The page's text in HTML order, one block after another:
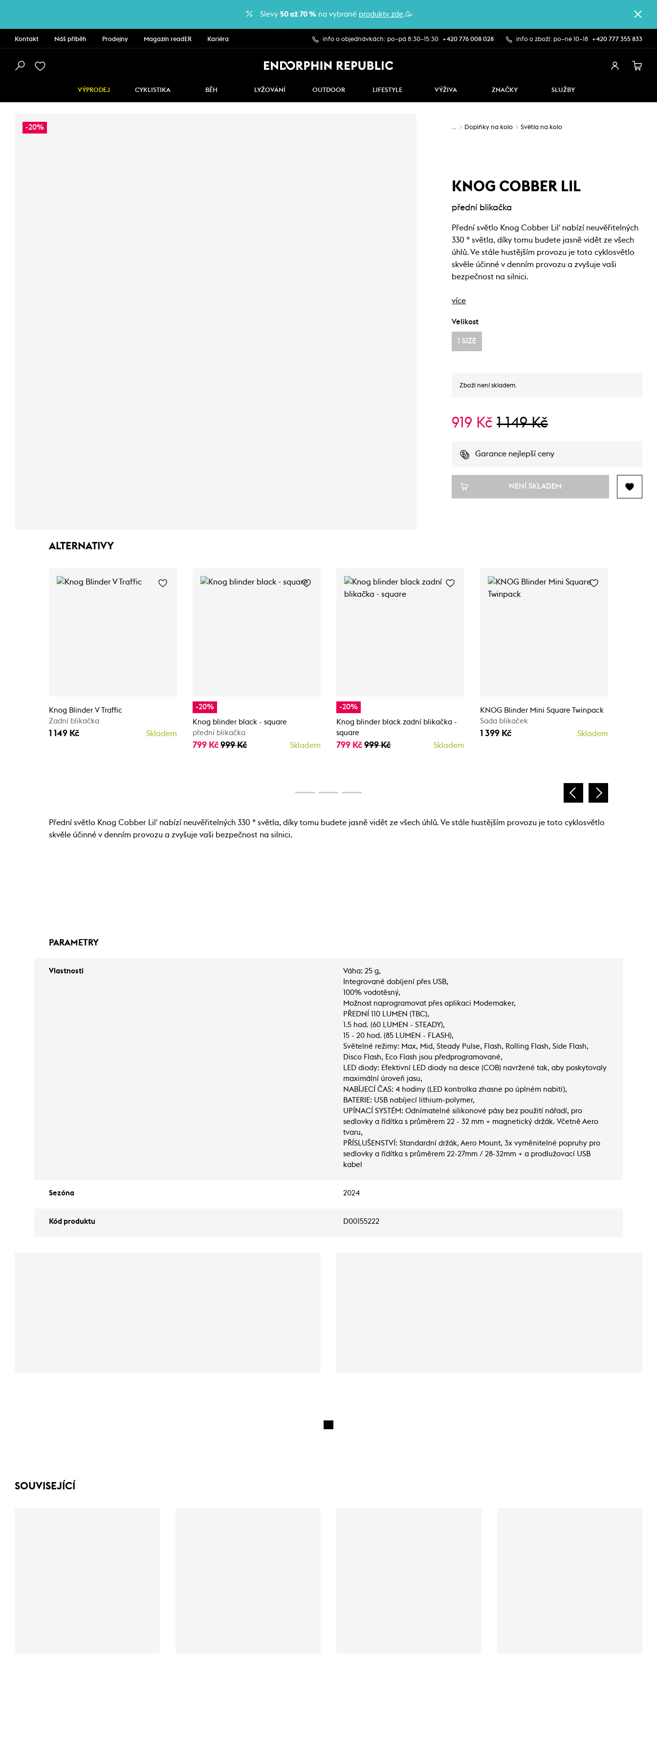
Slevy 50 až 70 % na vybrané produkty zde.🥳
Kontakt Náš příběh Prodejny Magazín readER Kariéra info o objednávkách: po–pá 8:30–15:30 +420 776 008 028 info o zboží: po–ne 10–18 +420 777 355 833
VÝPRODEJ CYKLISTIKA BĚH LYŽOVÁNÍ OUTDOOR LIFESTYLE VÝŽIVA ZNAČKY SLUŽBY
-20% … Doplňky na kolo Světla na kolo
KNOG COBBER LIL
přední blikačka
Přední světlo Knog Cobber Lil' nabízí neuvěřitelných
330 ° světla, díky tomu budete jasně vidět ze všech
úhlů. Ve stále hustějším provozu je toto cyklosvětlo
skvěle účinné v denním provozu a zvyšuje vaši
bezpečnost na silnici.
více
Velikost
1 SIZE
Zboží není skladem.
919 Kč 1 149 Kč
Garance nejlepší ceny
NENÍ SKLADEM
ALTERNATIVY
Knog Blinder V Traffic
Zadní blikačka
1 149 Kč Skladem
-20%
Knog blinder black - square
přední blikačka
799 Kč 999 Kč Skladem
-20%
Knog blinder black zadní blikačka -
square
799 Kč 999 Kč Skladem
KNOG Blinder Mini Square Twinpack
Sada blikaček
1 399 Kč Skladem
Přední světlo Knog Cobber Lil' nabízí neuvěřitelných 330 ° světla, díky tomu budete jasně vidět ze všech úhlů. Ve stále hustějším provozu je toto cyklosvětlo
skvěle účinné v denním provozu a zvyšuje vaši bezpečnost na silnici.
PARAMETRY
Vlastnosti
Váha: 25 g,
Integrované dobíjení přes USB,
100% vodotěsný,
Možnost naprogramovat přes aplikaci Modemaker,
PŘEDNÍ 110 LUMEN (TBC),
1.5 hod. (60 LUMEN - STEADY),
15 - 20 hod. (85 LUMEN - FLASH),
Světelné režimy: Max, Mid, Steady Pulse, Flash, Rolling Flash, Side Flash,
Disco Flash, Eco Flash jsou předprogramované,
LED diody: Efektivní LED diody na desce (COB) navržené tak, aby poskytovaly
maximální úroveň jasu,
NABÍJECÍ ČAS: 4 hodiny (LED kontrolka zhasne po úplném nabití),
BATERIE: USB nabíjecí lithium-polymer,
UPÍNACÍ SYSTÉM: Odnímatelné silikonové pásy bez použití nářadí, pro
sedlovky a řídítka s průměrem 22 - 32 mm + magnetický držák. Včetně Aero
tvaru,
PŘÍSLUŠENSTVÍ: Standardní držák, Aero Mount, 3x vyměnitelné popruhy pro
sedlovky a řídítka s průměrem 22-27mm / 28-32mm + a prodlužovací USB
kabel
Sezóna 2024
Kód produktu D00155222
SOUVISEJÍCÍ